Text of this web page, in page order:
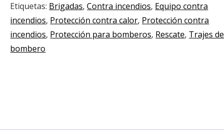
Etiquetas: Brigadas,Contra incendios, Equipo contra
incendios, Protección contra calor, Protección contra
incendios, Protección para bomberos, Rescate, Trajes de
bombero